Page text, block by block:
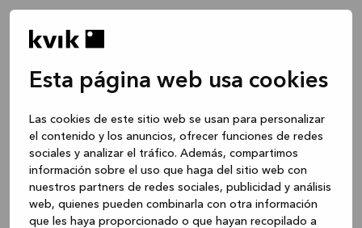
Esta página web usa cookies
Las cookies de este sitio web se usan para personalizar
el contenido y los anuncios, ofrecer funciones de redes
sociales y analizar el tráfico. Además, compartimos
información sobre el uso que haga del sitio web con
nuestros partners de redes sociales, publicidad y análisis
web, quienes pueden combinarla con otra información
que les haya proporcionado o que hayan recopilado a